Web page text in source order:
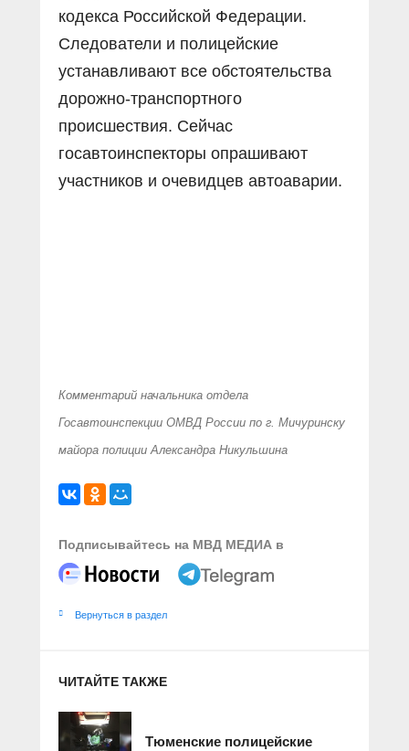
кодекса Российской Федерации.
Следователи и полицейские
устанавливают все обстоятельства
дорожно-транспортного
происшествия. Сейчас
госавтоинспекторы опрашивают
участников и очевидцев автоаварии.
Комментарий начальника отдела
Госавтоинспекции ОМВД России по г. Мичуринску
майора полиции Александра Никульшина
Подписывайтесь на МВД МЕДИА в
Вернуться в раздел
ЧИТАЙТЕ ТАКЖЕ
Тюменские полицейские